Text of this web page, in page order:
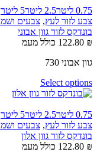
0.75 ליטר 2.5 ליטר
5 ליטר
צבע לזור לעץ, צבעים
בונדקס לזור גוון אבוני
122.80 ₪
כולל מעמ
גוון אבוני 730
Select options
0.75 ליטר 2.5 ליטר
5 ליטר
צבע לזור לעץ, צבעים
בונדקס לזור גוון אלון
122.80 ₪
כולל מעמ